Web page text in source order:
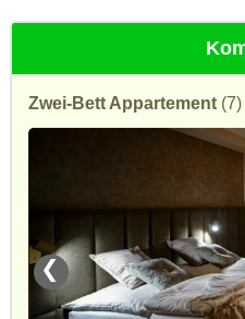
Zwei-Bett Appartement (7)
❮